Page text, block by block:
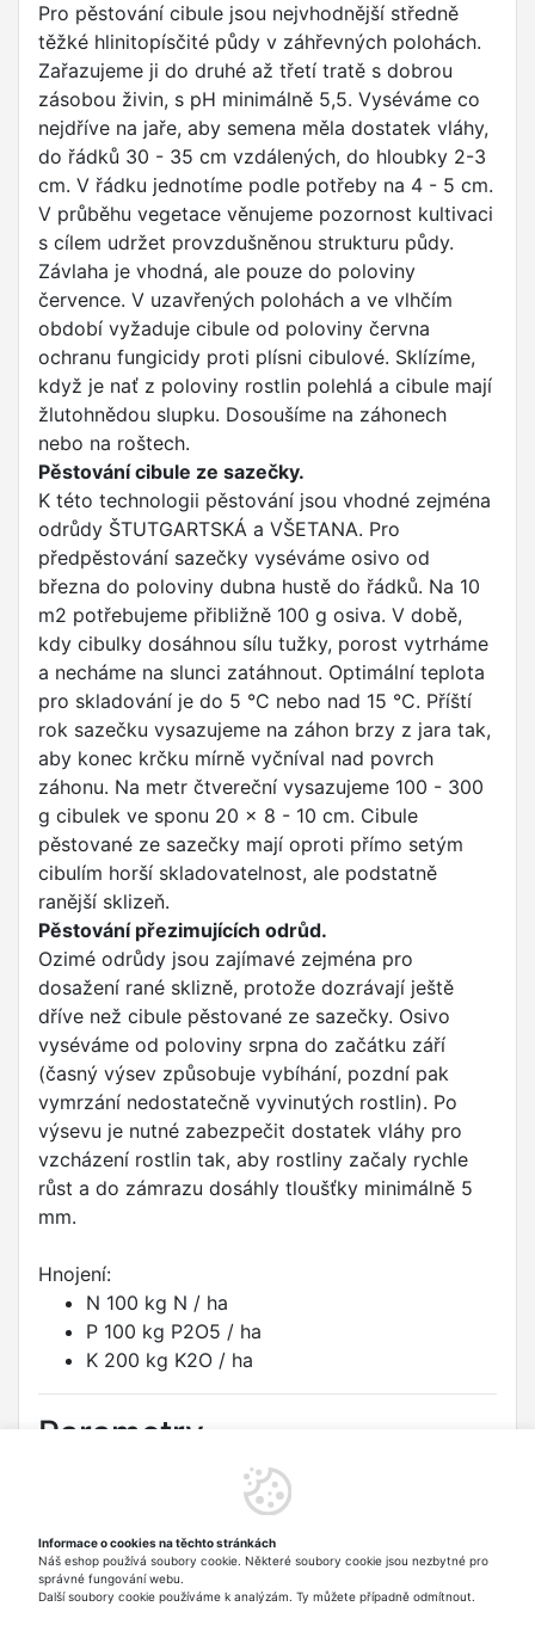
Pro pěstování cibule jsou nejvhodnější středně
těžké hlinitopísčité půdy v záhřevných polohách.
Zařazujeme ji do druhé až třetí tratě s dobrou
zásobou živin, s pH minimálně 5,5. Vyséváme co
nejdříve na jaře, aby semena měla dostatek vláhy,
do řádků 30 - 35 cm vzdálených, do hloubky 2-3
cm. V řádku jednotíme podle potřeby na 4 - 5 cm.
V průběhu vegetace věnujeme pozornost kultivaci
s cílem udržet provzdušněnou strukturu půdy.
Závlaha je vhodná, ale pouze do poloviny
července. V uzavřených polohách a ve vlhčím
období vyžaduje cibule od poloviny června
ochranu fungicidy proti plísni cibulové. Sklízíme,
když je nať z poloviny rostlin polehlá a cibule mají
žlutohnědou slupku. Dosoušíme na záhonech
nebo na roštech.
Pěstování cibule ze sazečky.
K této technologii pěstování jsou vhodné zejména
odrůdy ŠTUTGARTSKÁ a VŠETANA. Pro
předpěstování sazečky vyséváme osivo od
března do poloviny dubna hustě do řádků. Na 10
m2 potřebujeme přibližně 100 g osiva. V době,
kdy cibulky dosáhnou sílu tužky, porost vytrháme
a necháme na slunci zatáhnout. Optimální teplota
pro skladování je do 5 °C nebo nad 15 °C. Příští
rok sazečku vysazujeme na záhon brzy z jara tak,
aby konec krčku mírně vyčníval nad povrch
záhonu. Na metr čtvereční vysazujeme 100 - 300
g cibulek ve sponu 20 x 8 - 10 cm. Cibule
pěstované ze sazečky mají oproti přímo setým
cibulím horší skladovatelnost, ale podstatně
ranější sklizeň.
Pěstování přezimujících odrůd.
Ozimé odrůdy jsou zajímavé zejména pro
dosažení rané sklizně, protože dozrávají ještě
dříve než cibule pěstované ze sazečky. Osivo
vyséváme od poloviny srpna do začátku září
(časný výsev způsobuje vybíhání, pozdní pak
vymrzání nedostatečně vyvinutých rostlin). Po
výsevu je nutné zabezpečit dostatek vláhy pro
vzcházení rostlin tak, aby rostliny začaly rychle
růst a do zámrazu dosáhly tloušťky minimálně 5
mm.
Hnojení:
N 100 kg N / ha
P 100 kg P2O5 / ha
K 200 kg K2O / ha
Parametry
Typ:Zelenina
Informace o cookies na těchto stránkách
Náš eshop používá soubory cookie. Některé soubory cookie jsou nezbytné pro
správné fungování webu.
Další soubory cookie používáme k analýzám. Ty můžete případně odmítnout.